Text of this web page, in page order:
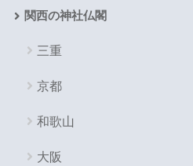
関西の神社仏閣
三重
京都
和歌山
大阪